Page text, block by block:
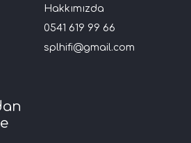
Hakkımızda
0541 619 99 66
splhifi@gmail.com